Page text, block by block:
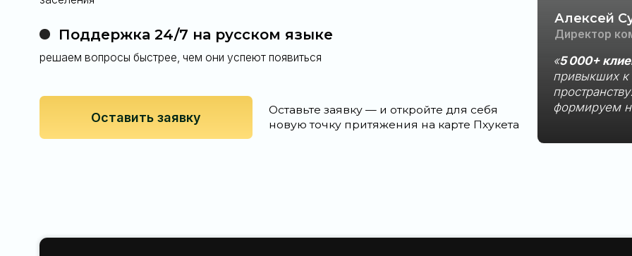
66 63 419 70 40
У вас остались вопросы?
Свяжитесь с нами любым удобным для вас способом
WhatsApp